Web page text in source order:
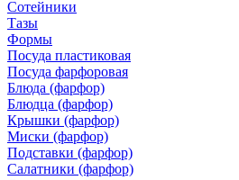
Сотейники
Тазы
Формы
Посуда пластиковая
Посуда фарфоровая
Блюда (фарфор)
Блюдца (фарфор)
Крышки (фарфор)
Миски (фарфор)
Подставки (фарфор)
Салатники (фарфор)